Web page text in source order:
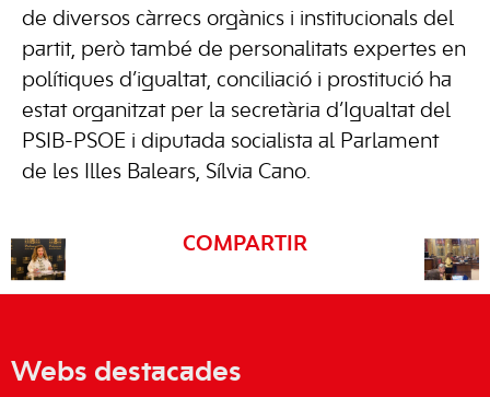
de diversos càrrecs orgànics i institucionals del
partit, però també de personalitats expertes en
polítiques d’igualtat, conciliació i prostitució ha
estat organitzat per la secretària d’Igualtat del
PSIB-PSOE i diputada socialista al Parlament
de les Illes Balears, Sílvia Cano.
COMPARTIR
Webs destacades